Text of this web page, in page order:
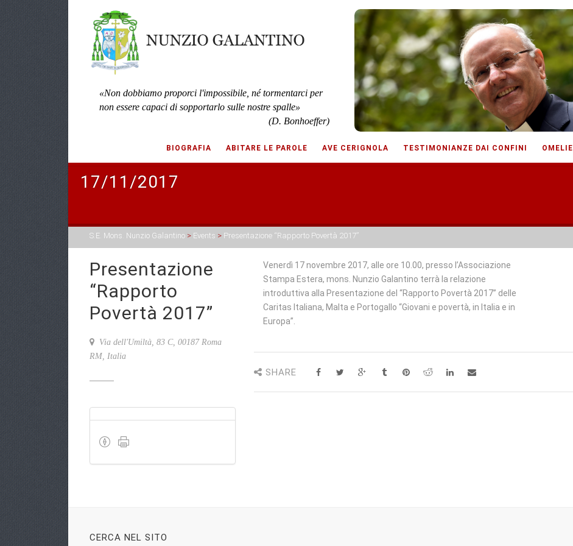
«Non dobbiamo proporci l'impossibile, né tormentarci per
non essere capaci di sopportarlo sulle nostre spalle»
(D. Bonhoeffer)
BIOGRAFIA ABITARE LE PAROLE AVE CERIGNOLA TESTIMONIANZE DAI CONFINI OMELIE
17/11/2017
S.E. Mons. Nunzio Galantino > Events > Presentazione “Rapporto Povertà 2017”
Presentazione
“Rapporto
Povertà 2017”
Via dell'Umiltà, 83 C, 00187 Roma
RM, Italia
Venerdì 17 novembre 2017, alle ore 10.00, presso l’Associazione
Stampa Estera, mons. Nunzio Galantino terrà la relazione
introduttiva alla Presentazione del “Rapporto Povertà 2017” delle
Caritas Italiana, Malta e Portogallo “Giovani e povertà, in Italia e in
Europa”.
SHARE
CERCA NEL SITO